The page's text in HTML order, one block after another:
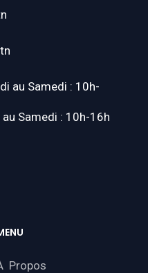
au Samedi : 10h-
Samedi : 10h-16h
Propos